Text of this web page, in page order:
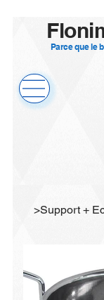
Parce que le
>Support +